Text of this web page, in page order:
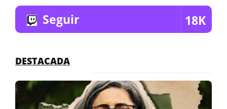
Seguir 18K
DESTACADA